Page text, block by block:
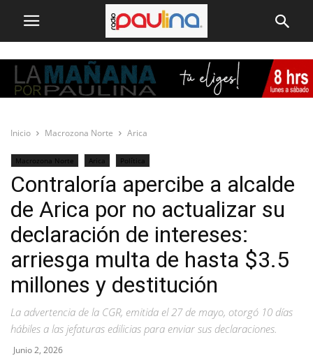
Inicio Macrozona Norte Arica
Macrozona Norte Arica Política
Contraloría apercibe a alcalde
de Arica por no actualizar su
declaración de intereses:
arriesga multa de hasta $3.5
millones y destitución
La advertencia de la CGR, emitida el 27 de mayo, otorgó 10 días
hábiles a las jefaturas edilicias para enviar sus declaraciones.
Junio 2, 2026